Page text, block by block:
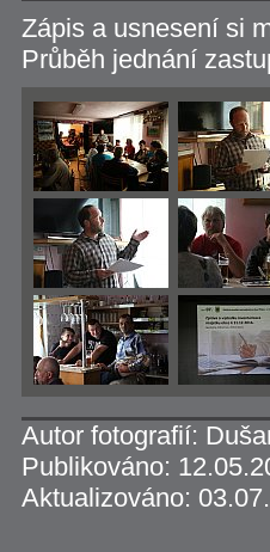
Zápis a usnesení si
Průběh jednání
Autor fotografií:
Publikováno:
Aktualizováno: